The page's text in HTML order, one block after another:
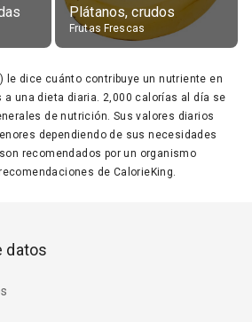
Plátanos, crudos
Frutas Frescas
le dice cuánto contribuye un nutriente en
a una dieta diaria. 2,000 calorías al día se
de nutrición. Sus valores diarios
dependiendo de sus necesidades
recomendados por un organismo
de CalorieKing.
datos